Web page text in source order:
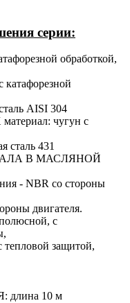
серии:
обработкой,
AISI 304
чугун с
431
В МАСЛЯНОЙ
- NBR со стороны
двигателя.
с
защитой,
10 м